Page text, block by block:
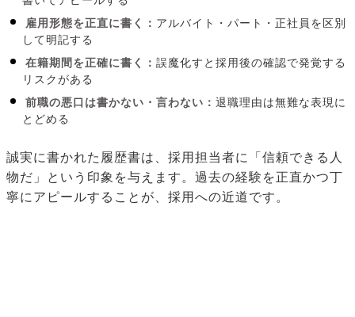
雇用形態を正直に書く： アルバイト・パート・正社員を区別
して明記する
在籍期間を正確に書く：誤魔化すと採用後の確認で発覚する
リスクがある
前職の悪口は書かない・言わない：退職理由は無難な表現に
とどめる
誠実に書かれた履歴書は、採用担当者に「信頼できる人
物だ」という印象を与えます。過去の経験を正直かつ丁
寧にアピールすることが、採用への近道です。